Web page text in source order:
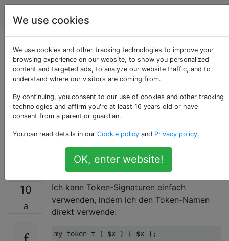
Programmierung
Wie übergebe ich
Parameter an ein
Token, auf das durch
eine Variable
verwiesen wird?
10
Ich kann Token-Signaturen einfach
verwenden, indem ich den Token-Namen
direkt verwende:
my token t ( $x ) { $x };
We use cookies
We use cookies and other tracking technologies to improve your
browsing experience on our website, to show you personalized
content and targeted ads, to analyze our website traffic, and to
understand where our visitors are coming from.
By continuing, you consent to our use of cookies and other tracking
technologies and affirm you're at least 16 years old or have
consent from a parent or guardian.
You can read details in our Cookie policy and Privacy policy.
OK, enter website!